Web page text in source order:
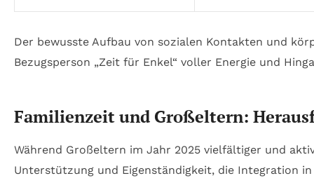
Der bewusste Aufbau von sozialen Kontakten und
Bezugsperson „Zeit für Enkel“ voller Energie und
Familienzeit und Großeltern:
Während Großeltern im Jahr 2025 vielfältiger und
Unterstützung und Eigenständigkeit, die Integration